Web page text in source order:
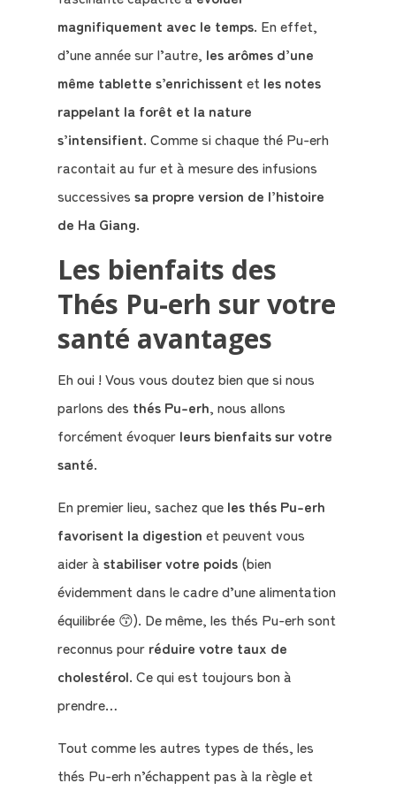
magnifiquement avec le temps. En effet,
d’une année sur l’autre, les arômes d’une
même tablette s’enrichissent et les notes
rappelant la forêt et la nature
s’intensifient. Comme si chaque thé Pu-erh
racontait au fur et à mesure des infusions
successives sa propre version de l’histoire
de Ha Giang.
Les bienfaits des
Thés Pu-erh sur votre
santé avantages
Eh oui ! Vous vous doutez bien que si nous
parlons des thés Pu-erh, nous allons
forcément évoquer leurs bienfaits sur votre
santé.
En premier lieu, sachez que les thés Pu-erh
favorisent la digestion et peuvent vous
aider à stabiliser votre poids(bien
évidemment dans le cadre d’une alimentation
équilibrée 😙). De même, les thés Pu-erh sont
reconnus pourréduire votre taux de
cholestérol. Ce qui est toujours bon à
prendre…
Tout comme les autres types de thés, les
thés Pu-erh n’échappent pas à la règle et